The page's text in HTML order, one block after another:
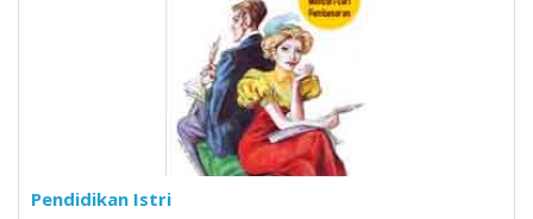
Pendidikan Istri